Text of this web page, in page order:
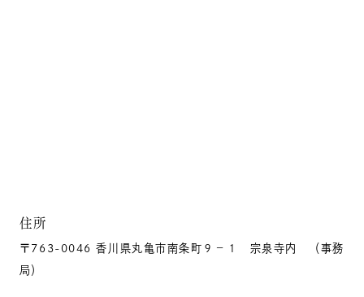
住所
〒763-0046 香川県丸亀市南条町９－１ 宗泉寺内 （事務
局）